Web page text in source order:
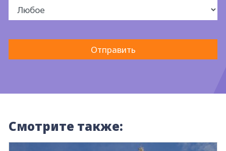
Смотрите также: